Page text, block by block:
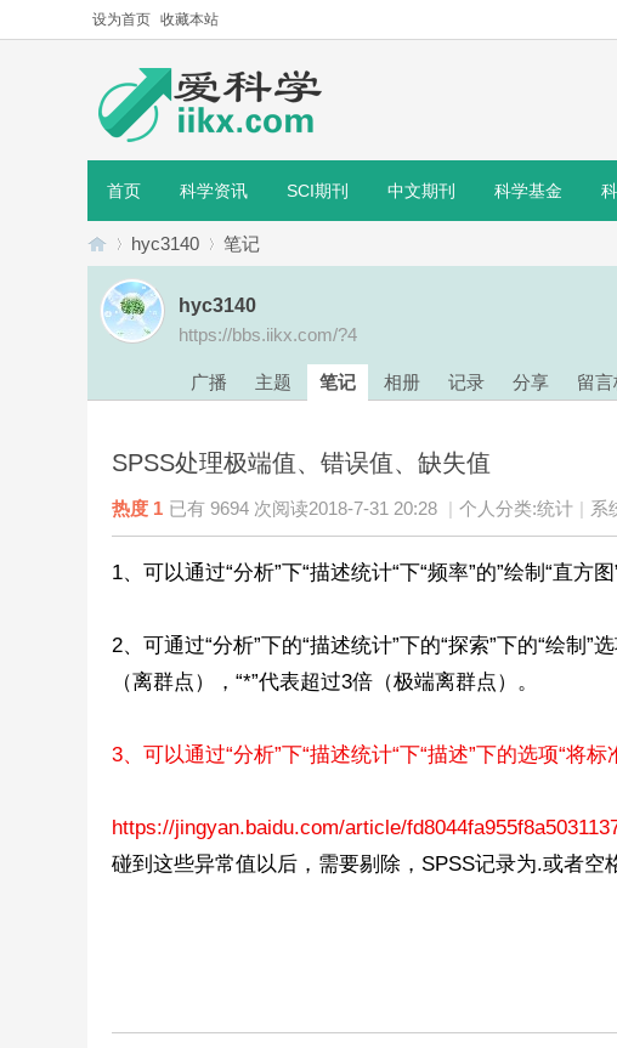
设为首页 收藏本站
首页 科学资讯 SCI期刊 中文期刊 科学基金
hyc3140
›
笔记
hyc3140
https://bbs.iikx.com/?4
广播 主题 笔记 相册 记录 分享 留言
SPSS处理极端值、错误值、缺失值
热度 1 已有 9694 次阅读2018-7-31 20:28 | 个人分类:统计 | 系
1、可以通过“分析”下“描述统计“下“频率”的”绘制“直
2、可通过“分析”下的“描述统计”下的“探索”下的“绘制
（离群点），“*”代表超过3倍（极端离群点）。
3、可以通过“分析”下“描述统计“下“描述”下的选项“将
https://jingyan.baidu.com/article/
碰到这些异常值以后，需要剔除，SPSS记录为.或者空